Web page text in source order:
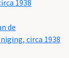
1938
de
circa 1938